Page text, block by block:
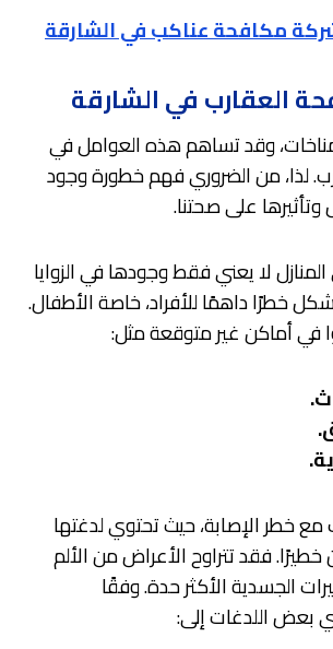
مكافحة عناكب في الشارقة
العقارب في الشارقة
وقد تساهم هذه العوامل في
لذا، من الضروري فهم خطورة وجود
وتأثيرها على صحتنا.
لا يعني فقط وجودها في الزوايا
خطرًا داهمًا للأفراد، خاصة الأطفال.
في أماكن غير متوقعة مثل:
مع خطر الإصابة، حيث تحتوي لدغتها
فقد تتراوح الأعراض من الألم
الجسدية الأكثر حدة. وفقًا
بعض اللدغات إلى: